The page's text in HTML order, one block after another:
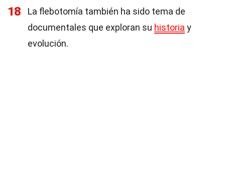
18
La flebotomía también ha sido tema de
documentales que exploran su historia y
evolución.